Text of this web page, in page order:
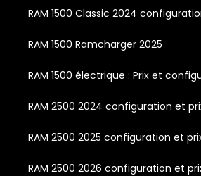
RAM 1500 Classic 2024
RAM 1500 Ramcharger 2025
RAM 1500 électrique : Prix et
RAM 2500 2024 configuration et
RAM 2500 2025 configuration et
RAM 2500 2026 configuration et